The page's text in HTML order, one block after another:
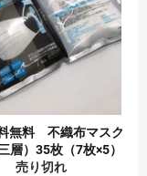
無料 不織布マスク
層）35枚（7枚×5）
売り切れ